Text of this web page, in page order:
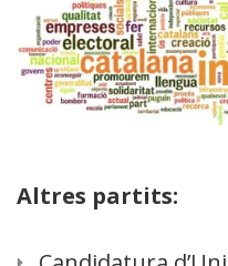
Altres partits: